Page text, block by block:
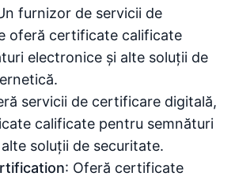
furnizor de servicii de
oferă certificate calificate
electronice și alte soluții de
servicii de certificare digitală,
calificate pentru semnături
soluții de securitate.
: Oferă certificate